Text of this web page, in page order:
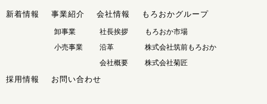
新着情報 事業紹介
卸事業
小売事業
会社情報
社長挨拶
沿革
会社概要
もろおかグループ
もろおか市場
株式会社筑前もろおか
株式会社菊匠
採用情報 お問い合わせ